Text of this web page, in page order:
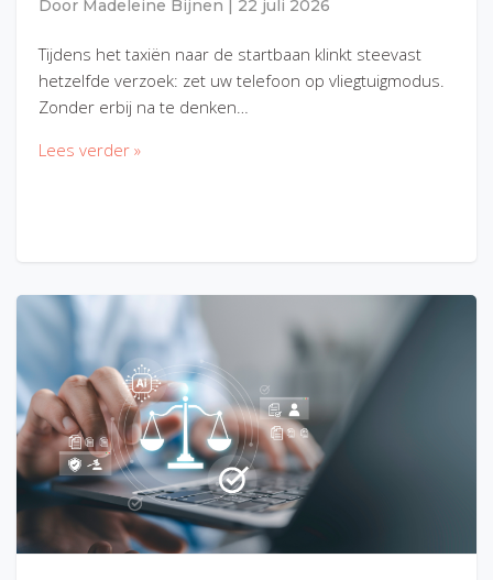
Door Madeleine Bijnen 22 juli 2026
Tijdens het taxiën naar de startbaan klinkt steevast
hetzelfde verzoek: zet uw telefoon op vliegtuigmodus.
Zonder erbij na te denken…
Lees verder »